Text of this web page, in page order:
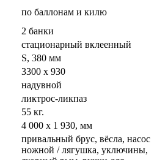
по баллонам и килю
2 банки
стационарный вклеенный
S, 380 мм
3300 х 930
надувной
ликтрос-ликпаз
55 кг.
4 000 x 1 930, мм
привальный брус, вёсла, насос
ножной / лягушка, уключины,